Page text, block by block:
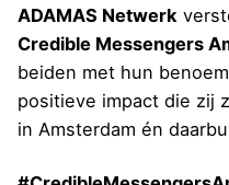
ADAMAS Netwerk
Credible Messengers
beiden met hun
positieve impact die zij
in Amsterdam én